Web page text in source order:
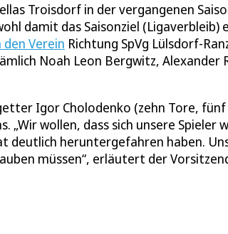
Troisdorf in der vergangenen
damit das Saisonziel (Ligaverbleib)
Verein Richtung SpVg Lülsdorf-
Noah Leon Bergwitz, Alexander
Igor Cholodenko (zehn Tore, fünf
„Wir wollen, dass sich unsere Spieler
deutlich heruntergefahren haben.
müssen“, erläutert der